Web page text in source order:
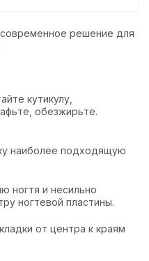
решение для
кутикулу,
обезжирьте.
наиболее подходящую
ногтя и несильно
ногтевой пластины.
от центра к краям